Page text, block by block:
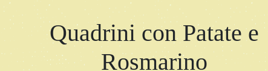
Quadrini con Patate e
Rosmarino